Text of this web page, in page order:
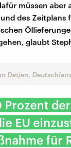
müssen aber
des Zeitplans
glaubt
Detjen,
Prozent
EU
für